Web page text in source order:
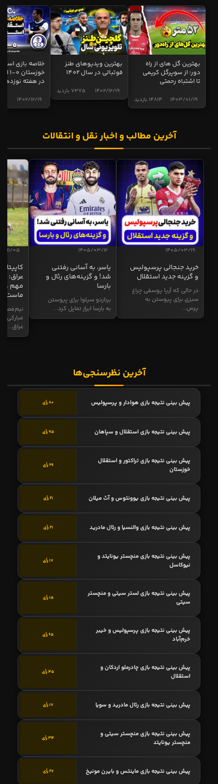
بهترین گل های از راه
دور؛ از سوپرگل کریمی
تا اشتباه رحمتی
14814 بازدید 1403/01/19
بهترین ویدیوهای طنز
فوتبالی در سال 1402
7375 بازدید 1402/12/19
خلاصه بازی
در هفته نوزدهم
1402/12/19
آخرین مطالب و اخبار نقل و انتقالات
1405/03/19
خرید جنجالی پرسپولیس
و گزینه جدید استقلال
در حالی که آریا یوسفی چراغ
سبزی برای پیوستن به
پرس...
1405/03/12
یاسر، به آسانی رفتنی
شد! و گزینه‌های رئال و
بارسا
برناردو سیلوا برای پیوستن
به بارسا ابراز تمایل کرد...
11/05
عراق:
مهم و
ماست
نیم‌فصل
مبارکی
عراق...
آخرین نظرسنجی‌ها
پیش بینی نتیجه بازی هوادار و پرسپولیس 80 رأی
پیش بینی نتیجه بازی استقلال و سپاهان 95 رأی
پیش بینی نتیجه بازی تراکتور و استقلال
خوزستان
69 رأی
پیش بینی نتیجه بازی یوونتوس و آث میلان 21 رأی
پیش بینی نتیجه بازی والنسیا و رئال مادرید 21 رأی
پیش بینی نتیجه بازی منچستر یونایتد و
نیوکاسل
17 رأی
پیش بینی نتیجه بازی لستر سیتی و منچستر
سیتی
15 رأی
پیش بینی نتیجه بازی پرسپولیس و خیبر
خرم‌آباد
65 رأی
پیش بینی نتیجه بازی چادرملو اردکان و
استقلال
45 رأی
پیش بینی نتیجه بازی رئال مادرید و سویا 17 رأی
پیش بینی نتیجه بازی منچستر سیتی و
منچستر یونایتد
34 رأی
پیش بینی نتیجه بازی ماینتس و بایرن مونیخ 27 رأی